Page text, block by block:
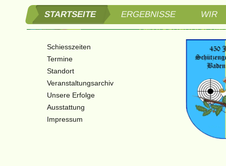
STARTSEITE ERGEBNISSE WIR
3.
Schiesszeiten
Termine
Standort
Veranstaltungsarchiv
Unsere Erfolge
Ausstattung
Impressum